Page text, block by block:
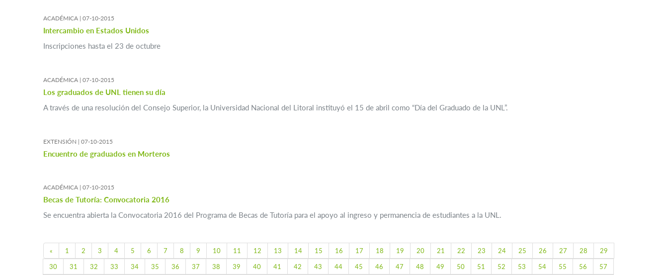
ACADÉMICA | 07-10-2015
Intercambio en Estados Unidos
Inscripciones hasta el 23 de octubre
ACADÉMICA | 07-10-2015
Los graduados de UNL tienen su día
A través de una resolución del Consejo Superior, la Universidad Nacional del Litoral instituyó el 15 de abril como “Día del Graduado de la UNL”.
EXTENSIÓN | 07-10-2015
Encuentro de graduados en Morteros
ACADÉMICA | 07-10-2015
Becas de Tutoría: Convocatoria 2016
Se encuentra abierta la Convocatoria 2016 del Programa de Becas de Tutoría para el apoyo al ingreso y permanencia de estudiantes a la UNL.
« Previous
1 2 3 4 5 6 7 8 9 10 11 12 13 14 15 16 17 18 19 20 21 22 23 24 25 26 27 28
29
30
31 32 33 34 35 36 37 38 39 40 41 42 43 44 45 46 47 48 49 50 51 52 53 54 55 56 57